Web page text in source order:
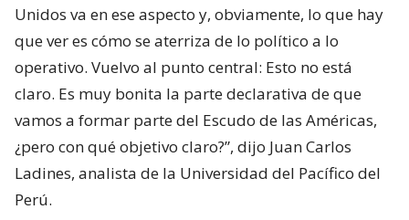
Unidos va en ese aspecto y, obviamente, lo que hay
que ver es cómo se aterriza de lo político a lo
operativo. Vuelvo al punto central: Esto no está
claro. Es muy bonita la parte declarativa de que
vamos a formar parte del Escudo de las Américas,
¿pero con qué objetivo claro?”, dijo Juan Carlos
Ladines, analista de la Universidad del Pacífico del
Perú.